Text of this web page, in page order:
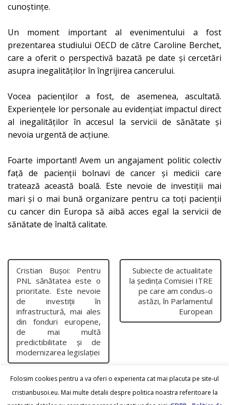
cunoștințe.
Un moment important al evenimentului a fost
prezentarea studiului OECD de către Caroline Berchet,
care a oferit o perspectivă bazată pe date și cercetări
asupra inegalităților în îngrijirea cancerului.
Vocea pacienților a fost, de asemenea, ascultată.
Experiențele lor personale au evidențiat impactul direct
al inegalităților în accesul la servicii de sănătate și
nevoia urgentă de acțiune.
Foarte important! Avem un angajament politic colectiv
față de pacienții bolnavi de cancer și medicii care
tratează această boală. Este nevoie de investiții mai
mari și o mai bună organizare pentru ca toți pacienții
cu cancer din Europa să aibă acces egal la servicii de
sănătate de înaltă calitate.
Cristian Bușoi: Pentru
PNL sănătatea este o
prioritate. Este nevoie
de investiții în
infrastructură, mai ales
din fonduri europene,
de mai multă
predictibilitate și de
modernizarea legislației
Subiecte de actualitate
la ședința Comisiei ITRE
pe care am condus-o
astăzi, în Parlamentul
European
Folosim cookies pentru a va oferi o experienta cat mai placuta pe site-ul
cristianbusoi.eu. Mai multe detalii despre politica noastra referitoare la